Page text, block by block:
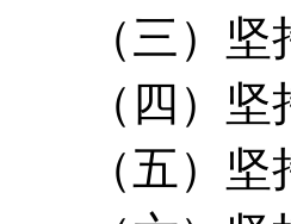
（三）
（四）
（五）